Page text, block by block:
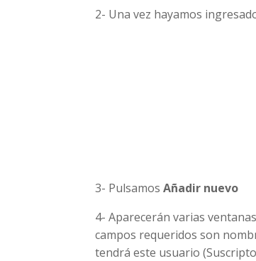
2- Una vez hayamos
3- PulsamosAñadir nuevo
4- Aparecerán varias
campos requeridos son
tendrá este usuario